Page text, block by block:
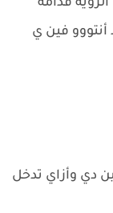
قدامه
فين ي
دي وأزاي تدخل